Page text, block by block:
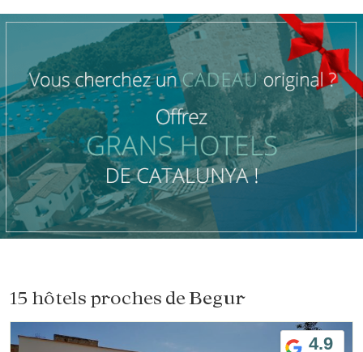
15 hôtels proches deBegur
4.9